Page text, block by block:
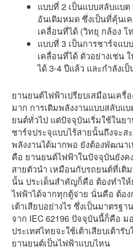
แบบที่ 2 เป็นแบบสลับแบต
อันเดิมหมด ซึ่งเป็นที่คุ้นเ
เคลื่อนที่ได้ (วิทยุ กล้อง
แบบที่ 3 เป็นการชาร์จแบ
เคลื่อนที่ได้ ตัวอย่างเช่น
ได้ 3-4 ปีแล้ว และกำลังเ
ยานยนต์ไฟฟ้าเปรียบเสมือนเครื่
มาก การเติมพลังงานแบบสลับแ
ยนต์ทั่วไป แต่ปัจจุบันเริ่มใช้ในย
ชาร์จประจุแบบไร้สายนั้นถึงจะส
พลังงานได้มากพอ ยังต้องพัฒนา
คือ ยานยนต์ไฟฟ้าในปัจจุบันยังค
สายตัวนำ เหมือนกับรถยนต์ที่เ
นั้น ประเด็นสำคัญก็คือ ต้องทำใ
ไฟฟ้าได้จากทุกตู้จ่าย นั่นคือ ต้อ
เต้าเสียบอย่างไร ซึ่งเป็นมาตรฐ
จาก IEC 62196 ปัจจุบันนี้ก็คือ ม
ประเทศไทยจะใช้เต้าเสียบเต้า
ยานยนต์เป็นไฟฟ้าแบบไหน